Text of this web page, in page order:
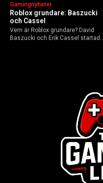
Roblox grundare: Baszucki
och Cassel
Gamingnyheter
Vem är Roblox grundare? David
Baszucki och Erik Cassel startade